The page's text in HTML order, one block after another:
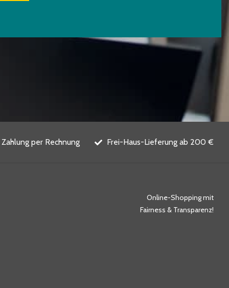
Zahlung per Rechnung Frei-Haus-Lieferung ab 200 €
Online-Shopping mit
Fairness & Transparenz!